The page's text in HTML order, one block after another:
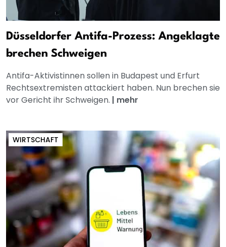
Düsseldorfer Antifa-Prozess: Angeklagte
brechen Schweigen
Antifa-Aktivistinnen sollen in Budapest und Erfurt
Rechtsextremisten attackiert haben. Nun brechen sie
vor Gericht ihr Schweigen. | mehr
WIRTSCHAFT